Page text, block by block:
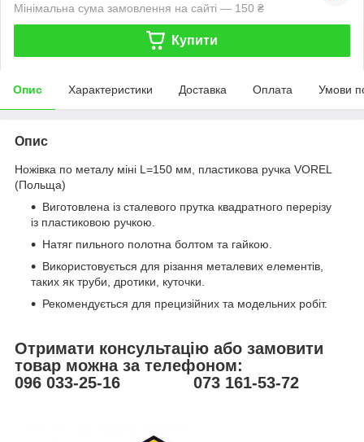
Мінімальна сума замовлення на сайті — 150 ₴
Купити
Опис Характеристики Доставка Оплата Умови
Опис
Ножівка по металу міні L=150 мм, пластикова ручка VOREL
(Польща)
Виготовлена ​​із сталевого прутка квадратного перерізу
із пластиковою ручкою.
Натяг пильного полотна болтом та гайкою.
Використовується для різання металевих елементів,
таких як труби, дротики, куточки.
Рекомендується для прецизійних та модельних робіт.
Отримати консультацію або замовити
товар можна за телефоном:
096 033-25-16 073 161-53-72